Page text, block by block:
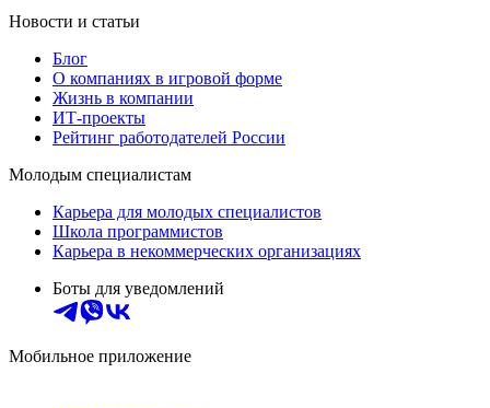
Новости и статьи
Блог
О компаниях в игровой форме
Жизнь в компании
ИТ-проекты
Рейтинг работодателей России
Молодым специалистам
Карьера для молодых специалистов
Школа программистов
Карьера в некоммерческих организациях
Боты для уведомлений
Мобильное приложение